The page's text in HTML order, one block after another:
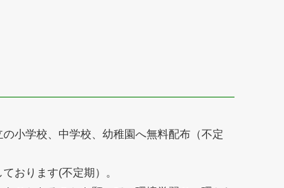
小学校、中学校、幼稚園へ無料配布（不定
おります(不定期）。